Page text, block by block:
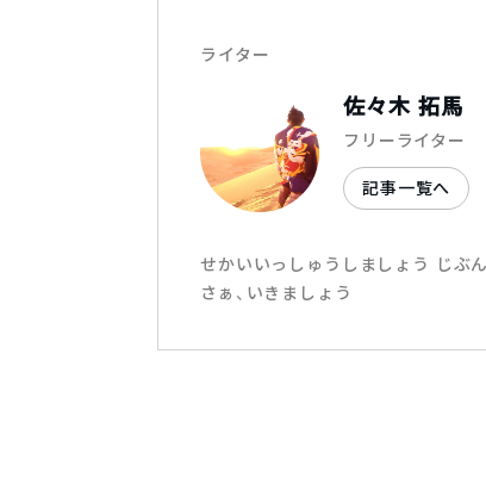
ライター
佐々木 拓馬
フリーライター
記事一覧へ
せかいいっしゅうしましょう じぶ
さぁ、いきましょう